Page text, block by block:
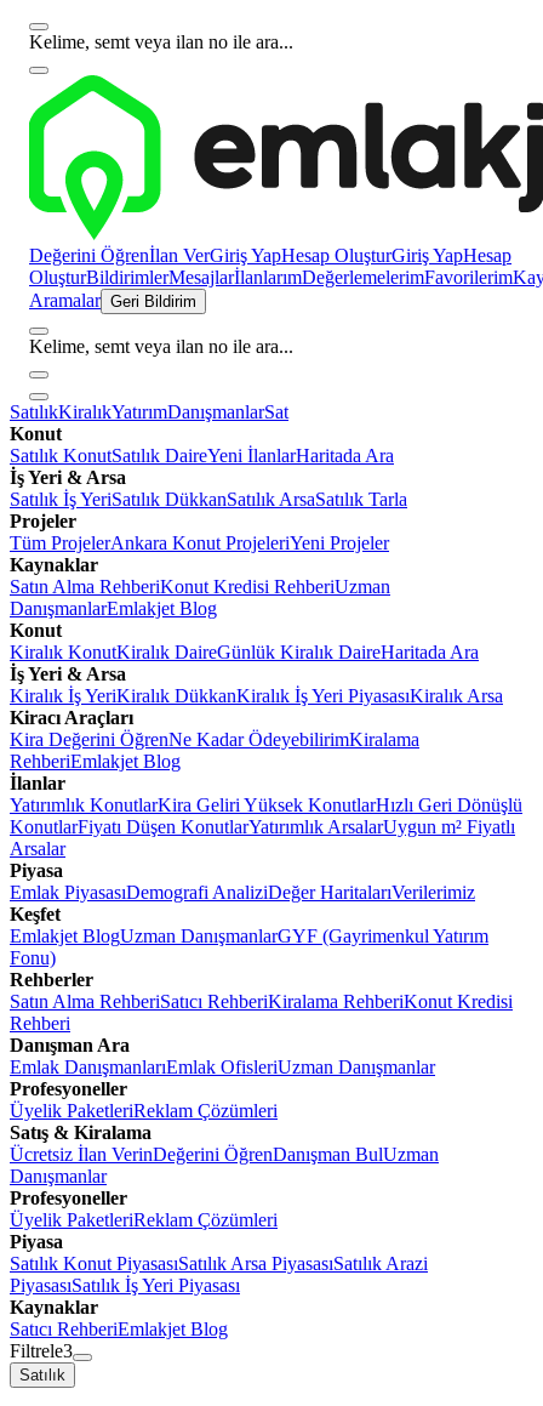
Kelime, semt veya ilan no ile ara...
Değerini Öğrenİlan VerGiriş YapHesap OluşturGiriş YapHesap
OluşturBildirimlerMesajlarİlanlarımDeğerlemelerimFavorilerim
Aramalar Geri Bildirim
Kelime, semt veya ilan no ile ara...
SatılıkKiralıkYatırımDanışmanlarSat
Konut
Satılık KonutSatılık DaireYeni İlanlarHaritada Ara
İş Yeri & Arsa
Satılık İş YeriSatılık DükkanSatılık ArsaSatılık Tarla
Projeler
Tüm ProjelerAnkara Konut ProjeleriYeni Projeler
Kaynaklar
Satın Alma RehberiKonut Kredisi RehberiUzman
DanışmanlarEmlakjet Blog
Konut
Kiralık KonutKiralık DaireGünlük Kiralık DaireHaritada Ara
İş Yeri & Arsa
Kiralık İş YeriKiralık DükkanKiralık İş Yeri PiyasasıKiralık Arsa
Kiracı Araçları
Kira Değerini ÖğrenNe Kadar ÖdeyebilirimKiralama
RehberiEmlakjet Blog
İlanlar
Yatırımlık KonutlarKira Geliri Yüksek KonutlarHızlı Geri Dönüşlü
KonutlarFiyatı Düşen KonutlarYatırımlık ArsalarUygun m² Fiyatlı
Arsalar
Piyasa
Emlak PiyasasıDemografi AnaliziDeğer HaritalarıVerilerimiz
Keşfet
Emlakjet BlogUzman DanışmanlarGYF (Gayrimenkul Yatırım
Fonu)
Rehberler
Satın Alma RehberiSatıcı RehberiKiralama RehberiKonut Kredisi
Rehberi
Danışman Ara
Emlak DanışmanlarıEmlak OfisleriUzman Danışmanlar
Profesyoneller
Üyelik PaketleriReklam Çözümleri
Satış & Kiralama
Ücretsiz İlan VerinDeğerini ÖğrenDanışman BulUzman
Danışmanlar
Profesyoneller
Üyelik PaketleriReklam Çözümleri
Piyasa
Satılık Konut PiyasasıSatılık Arsa PiyasasıSatılık Arazi
PiyasasıSatılık İş Yeri Piyasası
Kaynaklar
Satıcı RehberiEmlakjet Blog
Filtrele3
Satılık